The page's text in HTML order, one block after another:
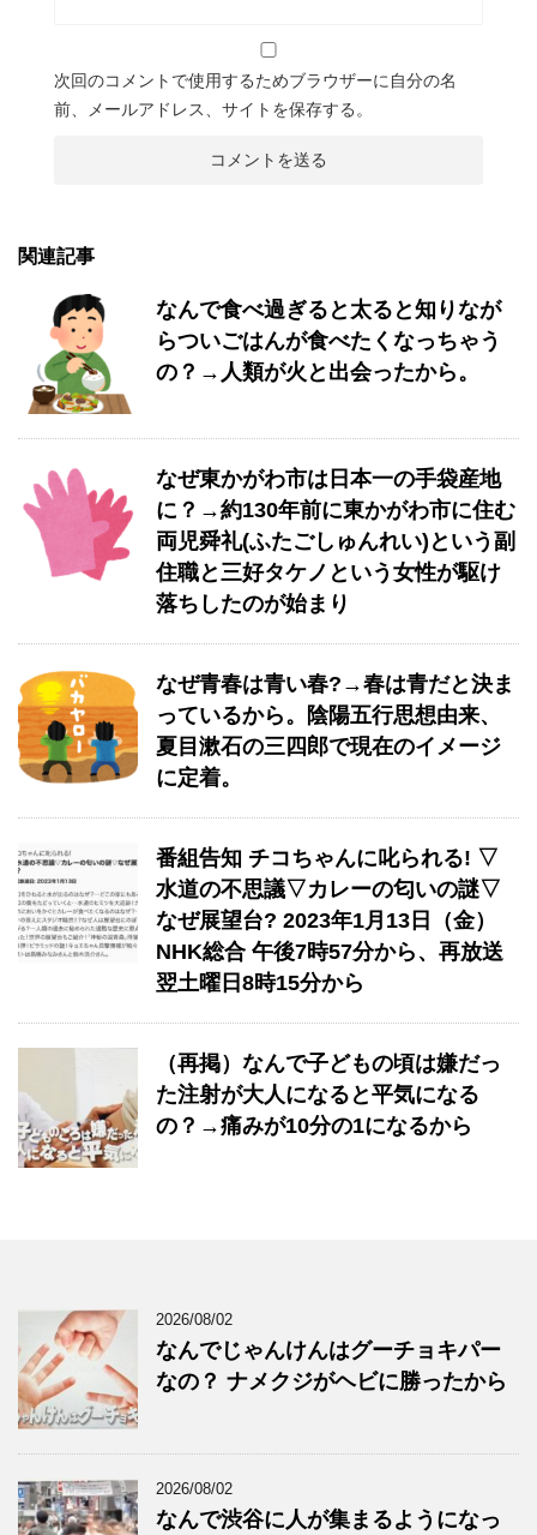
次回のコメントで使用するためブラウザーに自分の名
前、メールアドレス、サイトを保存する。
関連記事
なんで食べ過ぎると太ると知りなが
らついごはんが食べたくなっちゃう
の？→人類が火と出会ったから。
なぜ東かがわ市は日本一の手袋産地
に？→約130年前に東かがわ市に住む
両児舜礼(ふたごしゅんれい)という副
住職と三好タケノという女性が駆け
落ちしたのが始まり
なぜ青春は青い春?→春は青だと決ま
っているから。陰陽五行思想由来、
夏目漱石の三四郎で現在のイメージ
に定着。
番組告知 チコちゃんに叱られる! ▽
水道の不思議▽カレーの匂いの謎▽
なぜ展望台? 2023年1月13日（金）
NHK総合 午後7時57分から、再放送
翌土曜日8時15分から
（再掲）なんで子どもの頃は嫌だっ
た注射が大人になると平気になる
の？→痛みが10分の1になるから
2026/08/02
なんでじゃんけんはグーチョキパー
なの？ ナメクジがヘビに勝ったから
2026/08/02
なんで渋谷に人が集まるようになっ